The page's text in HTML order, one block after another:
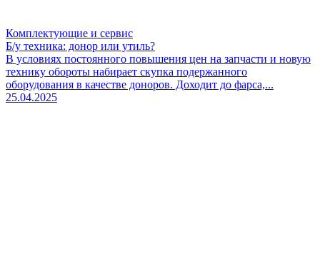
Комплектующие и сервис
Б/у техника: донор или утиль?
В условиях постоянного повышения цен на запчасти и новую
технику обороты набирает скупка подержанного
оборудования в качестве доноров. Доходит до фарса,...
25.04.2025